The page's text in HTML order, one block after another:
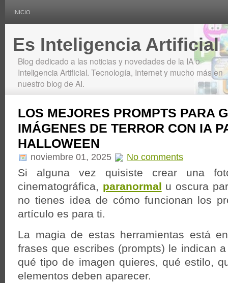
INICIO
Es Inteligencia Artificial
Blog dedicado a las noticias y novedades de la IA o
Inteligencia Artificial. Tecnología, Internet y mucho más en
nuestro blog de AI.
LOS MEJORES PROMPTS PARA
IMÁGENES DE TERROR CON IA
HALLOWEEN
noviembre 01, 2025 No comments
Si alguna vez quisiste crear una
cinematográfica, paranormal u oscura
no tienes idea de cómo funcionan los
artículo es para ti.
La magia de estas herramientas está
frases que escribes (prompts) le indican
qué tipo de imagen quieres, qué estilo,
elementos deben aparecer.